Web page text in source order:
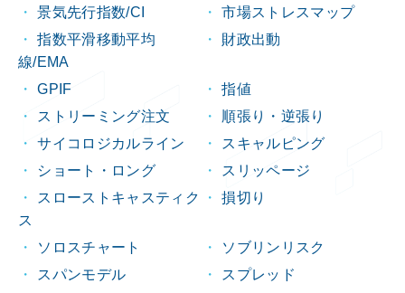
景気先行指数/CI
市場ストレスマップ
指数平滑移動平均
線/EMA
財政出動
GPIF
指値
ストリーミング注文
順張り・逆張り
サイコロジカルライン
スキャルピング
ショート・ロング
スリッページ
スローストキャスティク
ス
損切り
ソロスチャート
ソブリンリスク
スパンモデル
スプレッド